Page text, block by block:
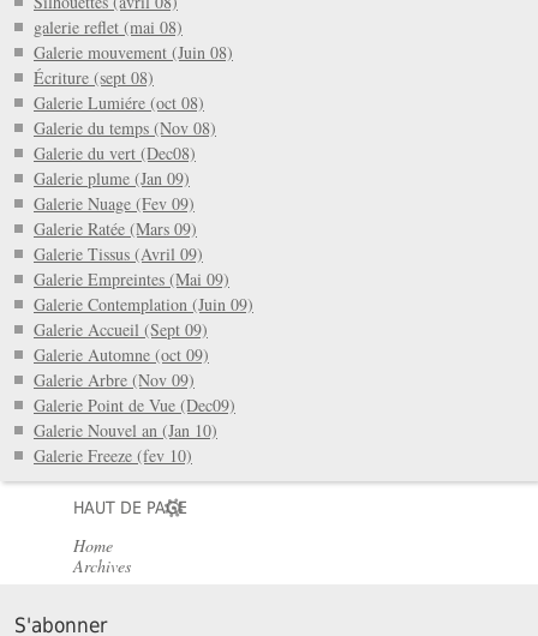
galerie reflet (mai 08)
Galerie mouvement (Juin 08)
Écriture (sept 08)
Galerie Lumiére (oct 08)
Galerie du temps (Nov 08)
Galerie du vert (Dec08)
Galerie plume (Jan 09)
Galerie Nuage (Fev 09)
Galerie Ratée (Mars 09)
Galerie Tissus (Avril 09)
Galerie Empreintes (Mai 09)
Galerie Contemplation (Juin 09)
Galerie Accueil (Sept 09)
Galerie Automne (oct 09)
Galerie Arbre (Nov 09)
Galerie Point de Vue (Dec09)
Galerie Nouvel an (Jan 10)
Galerie Freeze (fev 10)
HAUT DE PAGE
Home
Archives
S'abonner